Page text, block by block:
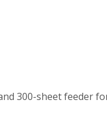
300-sheet feeder